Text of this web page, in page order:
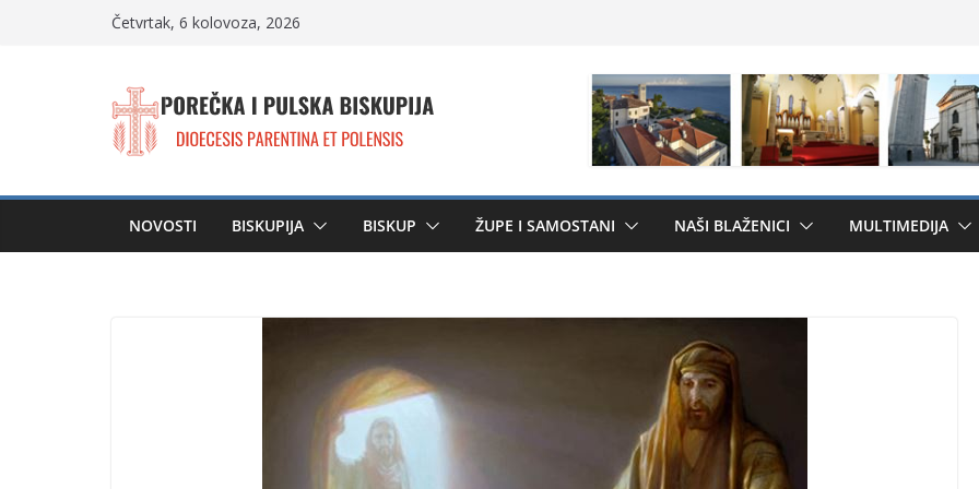
Četvrtak, 6 kolovoza, 2026
NOVOSTI BISKUPIJA BISKUP ŽUPE I SAMOSTANI NAŠI BLAŽENICI MULTIMEDIJA